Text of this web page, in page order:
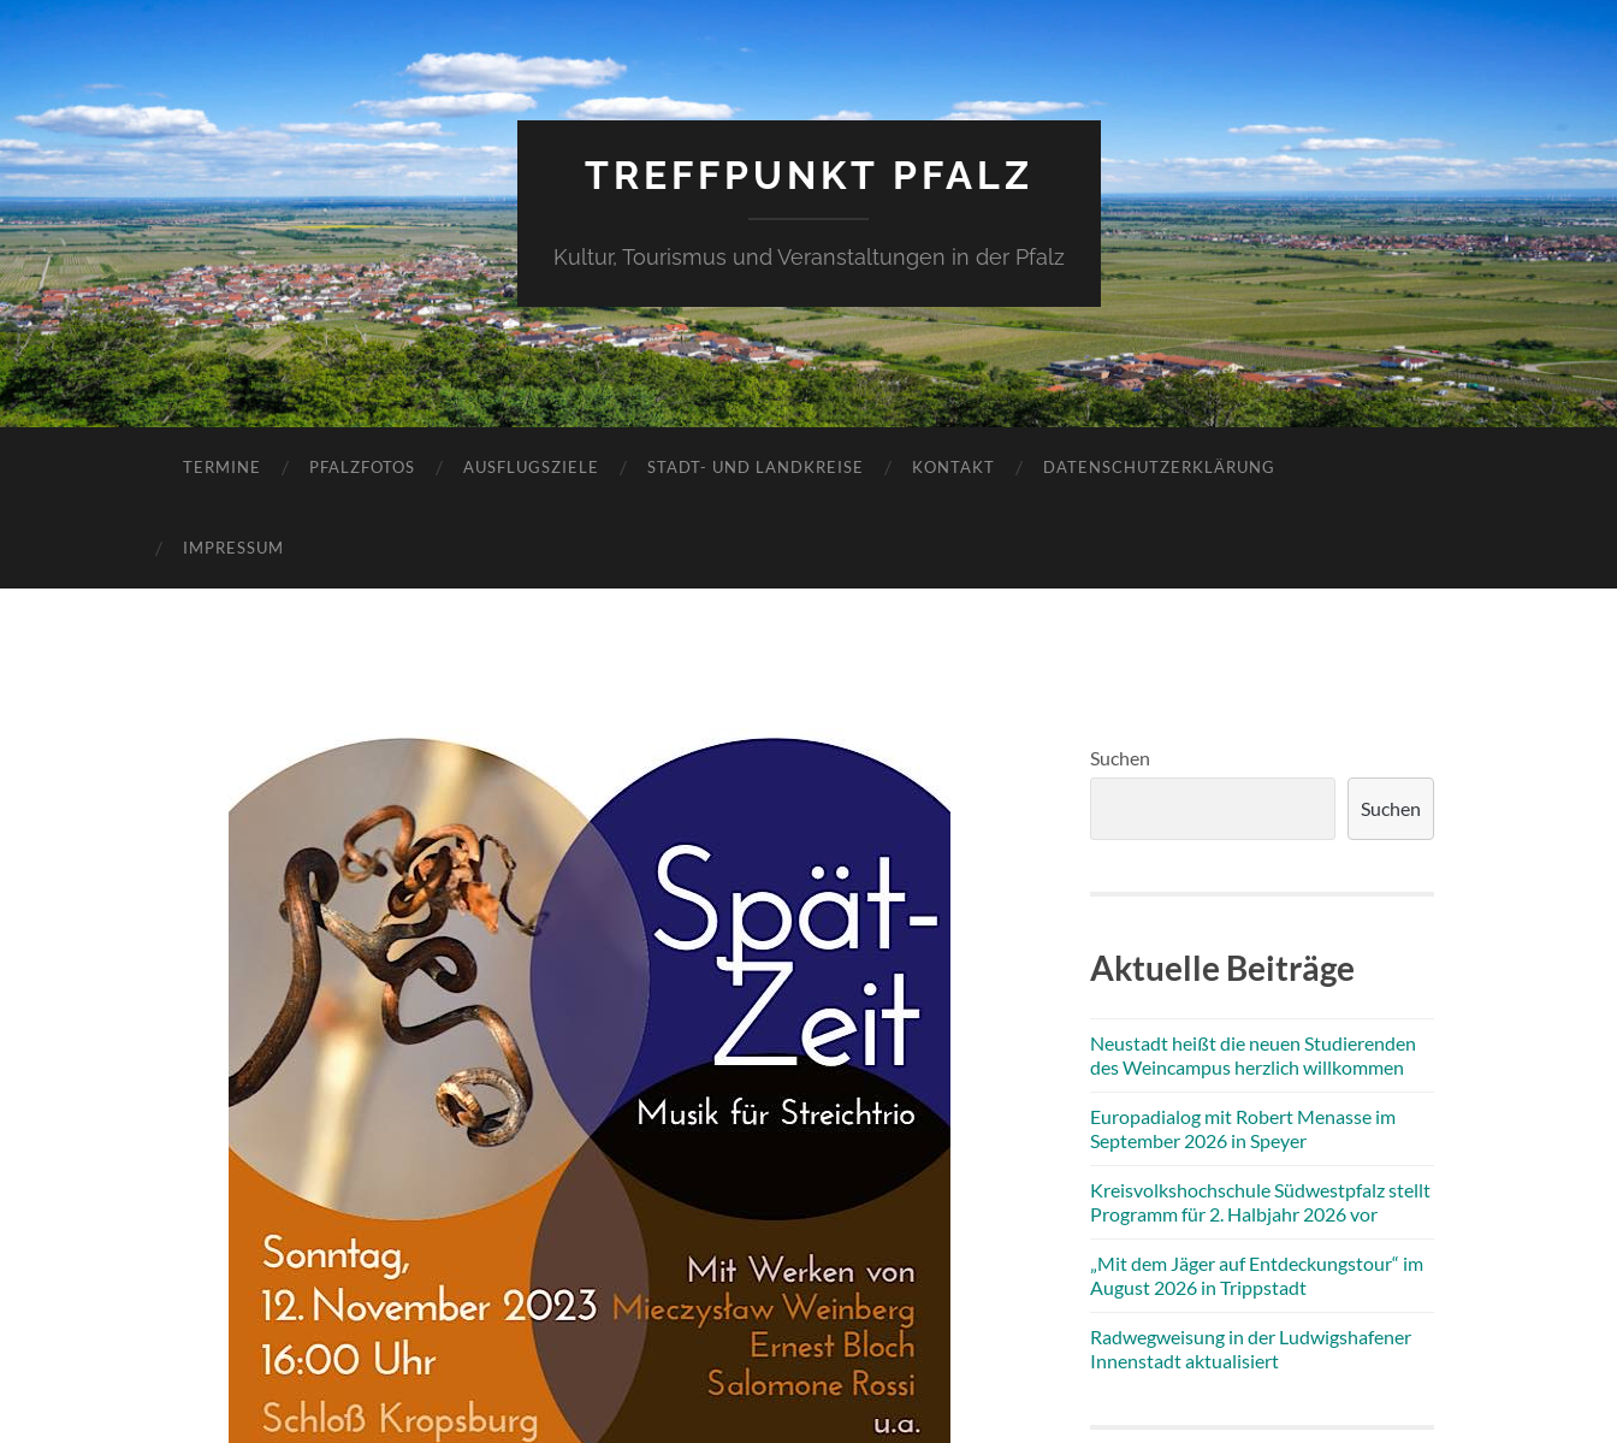
TREFFPUNKT PFALZ
Kultur, Tourismus und Veranstaltungen in der Pfalz
TERMINE PFALZFOTOS AUSFLUGSZIELE STADT- UND LANDKREISE KONTAKT DATENSCHUTZERKLÄRUNG
IMPRESSUM
Suchen
Suchen
Aktuelle Beiträge
Neustadt heißt die neuen Studierenden
des Weincampus herzlich willkommen
Europadialog mit Robert Menasse im
September 2026 in Speyer
Kreisvolkshochschule Südwestpfalz stellt
Programm für 2. Halbjahr 2026 vor
„Mit dem Jäger auf Entdeckungstour“ im
August 2026 in Trippstadt
Radwegweisung in der Ludwigshafener
Innenstadt aktualisiert